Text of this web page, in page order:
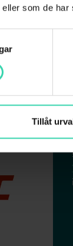
som de
Tillåt